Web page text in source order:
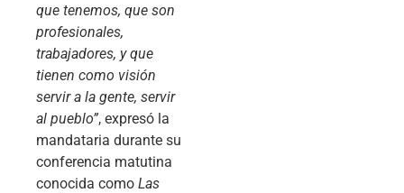
que tenemos, que son
profesionales,
trabajadores, y que
tienen como visión
servir a la gente, servir
al pueblo”, expresó la
mandataria durante su
conferencia matutina
conocida como Las